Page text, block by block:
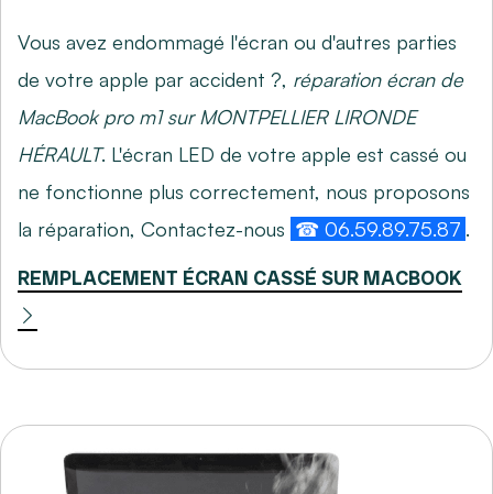
Vous avez endommagé l'écran ou d'autres parties
de votre apple par accident ?, réparation écran de
MacBook pro m1 sur MONTPELLIER LIRONDE
HÉRAULT. L'écran LED de votre apple est cassé ou
ne fonctionne plus correctement, nous proposons
la réparation, Contactez-nous ☎ 06.59.89.75.87 .
REMPLACEMENT ÉCRAN CASSÉ SUR MACBOOK